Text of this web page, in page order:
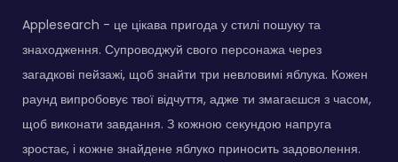
Applesearch - це цікава пригода у стилі пошуку та
знаходження. Супроводжуй свого персонажа через
загадкові пейзажі, щоб знайти три невловимі яблука. Кожен
раунд випробовує твої відчуття, адже ти змагаєшся з часом,
щоб виконати завдання. З кожною секундою напруга
зростає, і кожне знайдене яблуко приносить задоволення.